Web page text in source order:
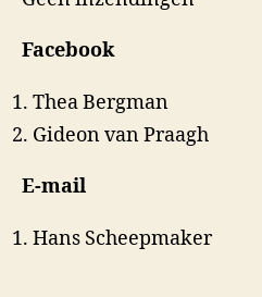
Facebook
Thea Bergman
Gideon van Praagh
E-mail
Hans Scheepmaker